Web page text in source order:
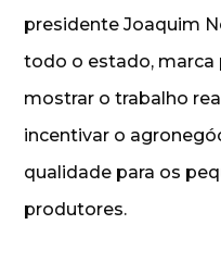
presidente Joaquim
todo o estado, marca
mostrar o trabalho
incentivar o
qualidade para os
produtores.